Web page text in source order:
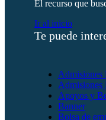
El recurso que
Ir al inicio
Te puede
Admisiones
Admisiones
Apoyos y
Banner
Bolsa de